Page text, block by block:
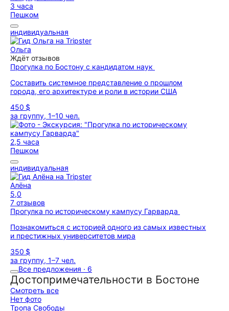
3 часа
Пешком
индивидуальная
Ольга
Ждёт отзывов
Прогулка по Бостону с кандидатом наук
Составить системное представление о прошлом
города, его архитектуре и роли в истории США
450 $
за группу, 1–10 чел.
2,5 часа
Пешком
индивидуальная
Алёна
5,0
7 отзывов
Прогулка по историческому кампусу Гарварда
Познакомиться с историей одного из самых известных
и престижных университетов мира
350 $
за группу, 1–7 чел.
Все предложения · 6
Достопримечательности в Бостоне
Смотреть все
Нет фото
Тропа Свободы